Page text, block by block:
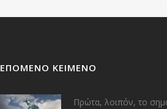
ΕΠΌΜΕΝΟ ΚΕΊΜΕΝΟ
Πρώτα, λοιπόν, το